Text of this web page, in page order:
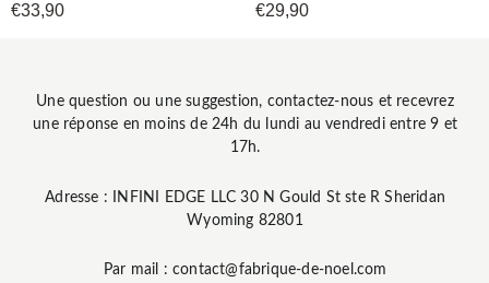
€33,90
€29,90
Une question ou une suggestion, contactez-nous et recevrez
une réponse en moins de 24h du lundi au vendredi entre 9 et
17h.
Adresse : INFINI EDGE LLC 30 N Gould St ste R Sheridan
Wyoming 82801
Par mail : contact@fabrique-de-noel.com